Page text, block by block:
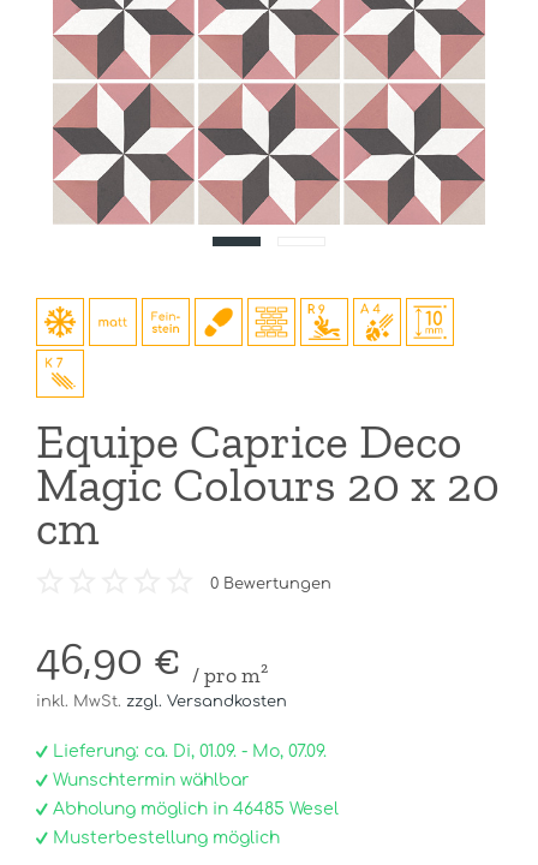
Equipe Caprice Deco
Magic Colours 20 x 20
cm
0 Bewertungen
46,90 € / pro m²
inkl. MwSt. zzgl. Versandkosten
Lieferung: ca. Di, 01.09. - Mo, 07.09.
Wunschtermin wählbar
Abholung möglich in 46485 Wesel
Musterbestellung möglich